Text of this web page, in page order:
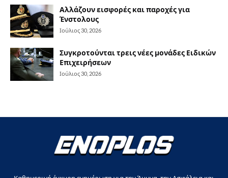
Αλλάζουν εισφορές και παροχές για
Ένστολους
Ιούλιος 30, 2026
Συγκροτούνται τρεις νέες μονάδες Ειδικών
Επιχειρήσεων
Ιούλιος 30, 2026